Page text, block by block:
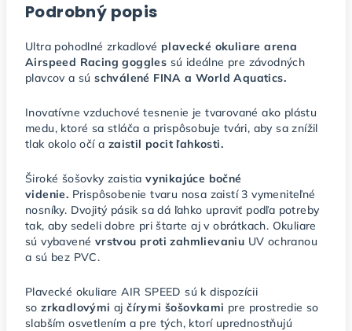
Podrobný popis
Ultra pohodlné zrkadlové plavecké okuliare arena
Airspeed Racing goggles sú ideálne pre závodných
plavcov a sú schválené FINA a World Aquatics.
Inovatívne vzduchové tesnenie je tvarované ako plástu
medu, ktoré sa stláča a prispôsobuje tvári, aby sa znížil
tlak okolo očí a zaistil pocit ľahkosti.
Široké šošovky zaistia vynikajúce bočné
videnie. Prispôsobenie tvaru nosa zaistí 3 vymeniteľné
nosníky. Dvojitý pásik sa dá ľahko upraviť podľa potreby
tak, aby sedeli dobre pri štarte aj v obrátkach. Okuliare
sú vybavené vrstvou proti zahmlievaniu UV ochranou
a sú bez PVC.
Plavecké okuliare AIR SPEED sú k dispozícii
so zrkadlovými aj čírymi šošovkami pre prostredie so
slabším osvetlením a pre tých, ktorí uprednostňujú